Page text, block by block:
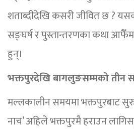
शताब्दीदेखि कसरी जीवित छ ?
सङ्घर्ष र पुस्तान्तरणका कथा
हुन्।
भक्तपुरदेखि बागलुङसम्मको तीन
मल्लकालीन समयमा भक्तपुरबाट
नाच’ अहिले भक्तपुरमै हराउन